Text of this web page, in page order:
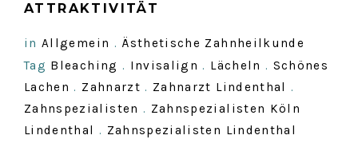
ATTRAKTIVITÄT
in Allgemein . Ästhetische Zahnheilkunde
Tag Bleaching . Invisalign . Lächeln . Schönes
Lachen . Zahnarzt . Zahnarzt Lindenthal .
Zahnspezialisten . Zahnspezialisten Köln
Lindenthal . Zahnspezialisten Lindenthal